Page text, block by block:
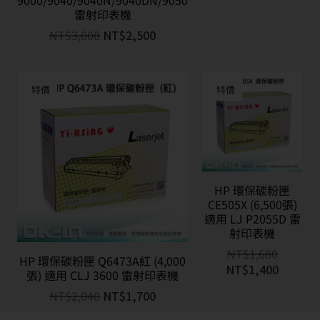
雷射印表機
NT$3,000 NT$2,500
特價
HP 環保碳粉匣 Q6473A紅 (4,000
張) 適用 CLJ 3600 雷射印表機
NT$2,040 NT$1,700
特價
HP 環保碳粉匣
CE505X (6,500張)
適用 LJ P2055D 雷
射印表機
NT$ 1,680
NT$1,400